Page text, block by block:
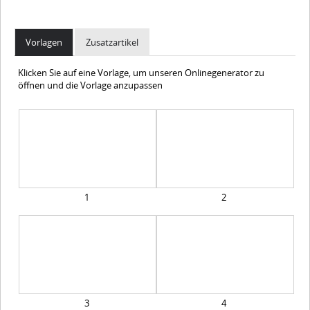
Vorlagen Zusatzartikel
Klicken Sie auf eine Vorlage, um unseren Onlinegenerator zu
öffnen und die Vorlage anzupassen
1 2
3 4